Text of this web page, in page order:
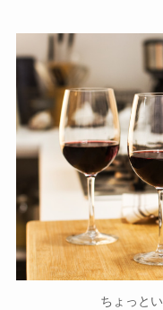
ちょっと